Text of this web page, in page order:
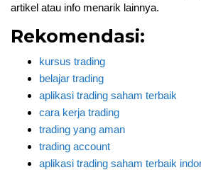
artikel atau info menarik lainnya.
Rekomendasi:
kursus trading
belajar trading
aplikasi trading saham terbaik
cara kerja trading
trading yang aman
trading account
aplikasi trading saham terbaik